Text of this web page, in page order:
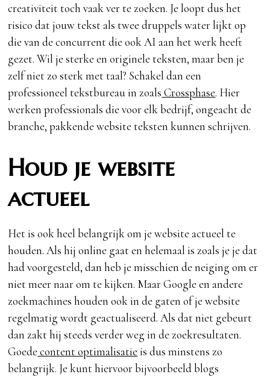
creativiteit toch vaak ver te zoeken. Je loopt dus het
risico dat jouw tekst als twee druppels water lijkt op
die van de concurrent die ook AI aan het werk heeft
gezet. Wil je sterke en originele teksten, maar ben je
zelf niet zo sterk met taal? Schakel dan een
professioneel tekstbureau in zoals Crossphase. Hier
werken professionals die voor elk bedrijf, ongeacht de
branche, pakkende website teksten kunnen schrijven.
Houd je website
actueel
Het is ook heel belangrijk om je website actueel te
houden. Als hij online gaat en helemaal is zoals je je dat
had voorgesteld, dan heb je misschien de neiging om er
niet meer naar om te kijken. Maar Google en andere
zoekmachines houden ook in de gaten of je website
regelmatig wordt geactualiseerd. Als dat niet gebeurt
dan zakt hij steeds verder weg in de zoekresultaten.
Goedecontent optimalisatieis dus minstens zo
belangrijk. Je kunt hiervoor bijvoorbeeld blogs